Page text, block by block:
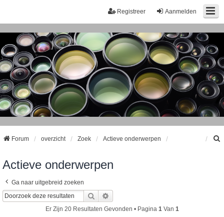
Aanmelden
Registreer
Forum overzicht Zoek Actieve onderwerpen
Actieve onderwerpen
Ga naar uitgebreid zoeken
Zoek
Er Zijn 20 Resultaten Gevonden • Pagina 1 Van 1